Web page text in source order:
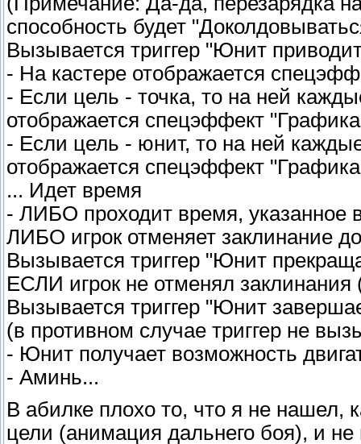
способность будет
Вызывается триггер "Юнит
- На кастере отображается
- Если цель - точка, то на ней
отображается спецэффект
- Если цель - юнит, то на ней
отображается спецэффект
... Идет время
- ЛИБО проходит время, указанное
ЛИБО игрок отменяет заклинание
Вызывается триггер "Юнит
ЕСЛИ игрок не отменял
Вызывается триггер "Юнит
(в противном случае триггер не
- Юнит получает возможность
- Аминь...
В абилке плохо то, что я не нашел,
цели (анимация дальнего боя), и